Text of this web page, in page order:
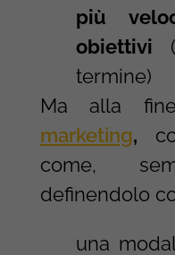
più
obiettivi
termine)
Ma alla
marketing,
come,
definendolo
una